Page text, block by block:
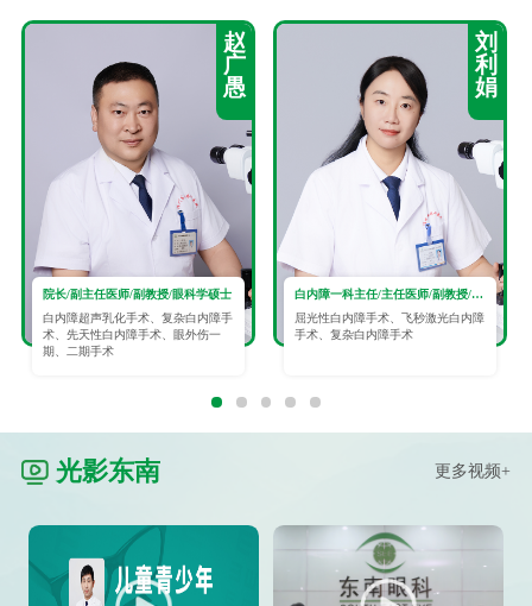
赵
广
愚
院长/副主任医师/副教授/眼科学硕士
白内障超声乳化手术、复杂白内障手
术、先天性白内障手术、眼外伤一
期、二期手术
刘
利
娟
白内障一科主任/主任医师/副教授/眼科学硕士
屈光性白内障手术、飞秒激光白内障
手术、复杂白内障手术
光影东南 更多视频+